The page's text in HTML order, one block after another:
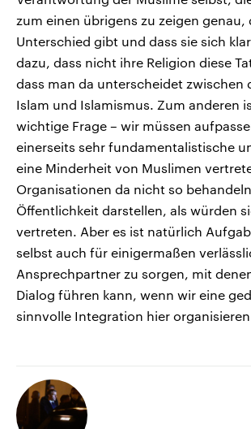
zum einen übrigens zu zeigen genau,
Unterschied gibt und dass sie sich
dazu, dass nicht ihre Religion diese
dass man da unterscheidet zwischen
Islam und Islamismus. Zum anderen
wichtige Frage – wir müssen
einerseits sehr fundamentalistische
eine Minderheit von Muslimen
Organisationen da nicht so
Öffentlichkeit darstellen, als würden
vertreten. Aber es ist natürlich
selbst auch für einigermaßen
Ansprechpartner zu sorgen, mit
Dialog führen kann, wenn wir eine
sinnvolle Integration hier